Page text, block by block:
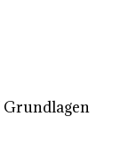
Grundlagen